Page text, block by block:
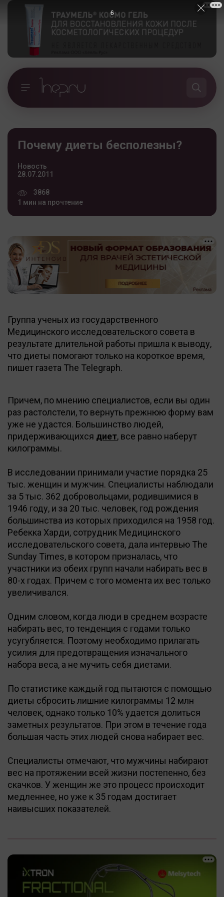
Почему диеты бесполезны?
Новость
28.07.2011
3868
1 мин на прочтение
Группа ученых из государственного
Медицинского исследовательского совета в
результате длительной работы пришла к выводу,
что диеты помогают только на короткое время,
пишет газета The Telegraph.
Причем, по мнению специалистов, если вы один
раз растолстели, то вернуть прежнюю форму вам
уже не удастся. Большинство людей,
придерживающихся диет, все равно наберут
килограммы.
В исследовании принимали участие порядка 25
тыс. женщин и мужчин. Специалисты наблюдали
за 5 тыс. 362 добровольцами, родившимися в
1946 году, и за 20 тыс. человек, год рождения
большинства из которых приходился на 1958 год.
Ребекка Харди, сотрудник Медицинского
исследовательского совета, дала интервью The
Sunday Times, в котором призналась, что
участники из обеих групп начали набирать вес в
80-х годах. Причем с того момента их вес только
увеличивался.
Одним словом, когда люди в среднем возрасте
набирать вес, то тенденция с годами только
усугубляется. Поэтому необходимо прилагать
усилия для предотвращения изначального
набора веса, а не мучить себя диетами.
По статистике каждый год пытаются с помощью
диеты сбросить лишние килограммы 12 млн
человек, однако только 10% удается долиться
заметных результатов. При этом в течение года
большая часть этих людей снова набирает вес.
Специалисты отмечают, что мужчины набирают
вес на протяжении всей жизни постепенно, без
скачков. У женщин же это процесс происходит
медленнее, но уже к 35 годам достигает
наивысших показателей.
5